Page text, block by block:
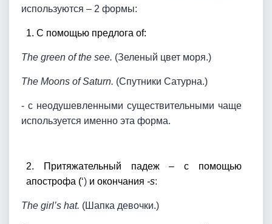
используются – 2 формы:
1. С помощью предлога of:
The green of the see. (Зеленый цвет моря.)
The Moons of Saturn. (Спутники Сатурна.)
- с неодушевленными существительными чаще
используется именно эта форма.
2. Притяжательный падеж – с помощью
апострофа (‘) и окончания -s:
The girl’s hat. (Шапка девочки.)